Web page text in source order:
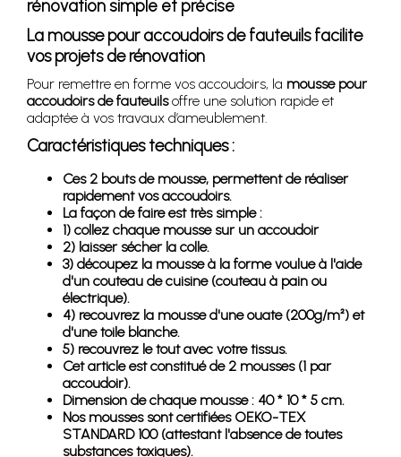
rénovation simple et précise
La mousse pour accoudoirs de fauteuils facilite
vos projets de rénovation
Pour remettre en forme vos accoudoirs, la mousse pour
accoudoirs de fauteuilsoffre une solution rapide et
adaptée à vos travaux d’ameublement.
Caractéristiques techniques :
Ces 2 bouts de mousse, permettent de réaliser
rapidement vos accoudoirs.
La façon de faire est très simple :
1) collez chaque mousse sur un accoudoir
2) laisser sécher la colle.
3) découpez la mousse à la forme voulue à l'aide
d'un couteau de cuisine (couteau à pain ou
électrique).
4) recouvrez la mousse d'une ouate (200g/m²) et
d'une toile blanche.
5) recouvrez le tout avec votre tissus.
Cet article est constitué de 2 mousses (1 par
accoudoir).
Dimension de chaque mousse : 40 * 10 * 5 cm.
Nos mousses sont certifiées OEKO-TEX
STANDARD 100 (attestant l'absence de toutes
substances toxiques).